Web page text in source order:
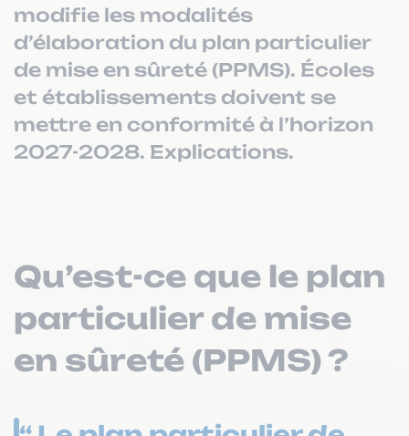
modifie les modalités
d’élaboration du plan particulier
de mise en sûreté (PPMS). Écoles
et établissements doivent se
mettre en conformité à l’horizon
2027-2028. Explications.
Qu’est-ce que le plan
particulier de mise
en sûreté (PPMS) ?